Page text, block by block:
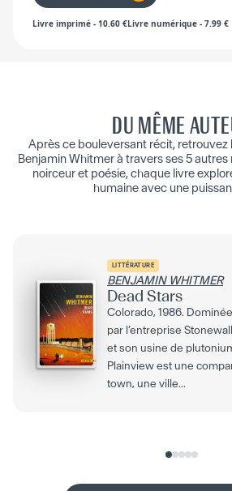
Livre imprimé - 10.60 €Livre numérique - 7.99 €
DU MÊME
Après ce bouleversant récit, retrouvez
Benjamin Whitmer à travers ses 5
noirceur et poésie, chaque livre
humaine avec une
LITTÉRATURE
BENJAMIN WHITMER
Dead Stars
Colorado, 1986. Dominée
par l’entreprise Stonewall
et son usine de
Plainview est une
town, une ville...